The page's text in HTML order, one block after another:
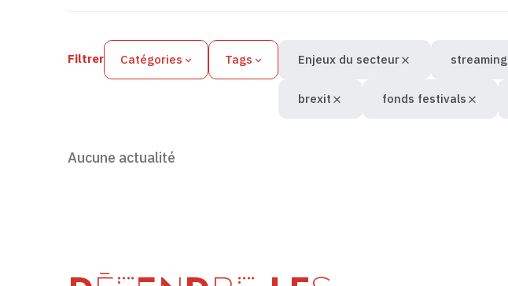
Filtres des actualités
Filtrer Catégories Tags Enjeux du secteur streaming
brexit fonds festivals
Aucune actualité